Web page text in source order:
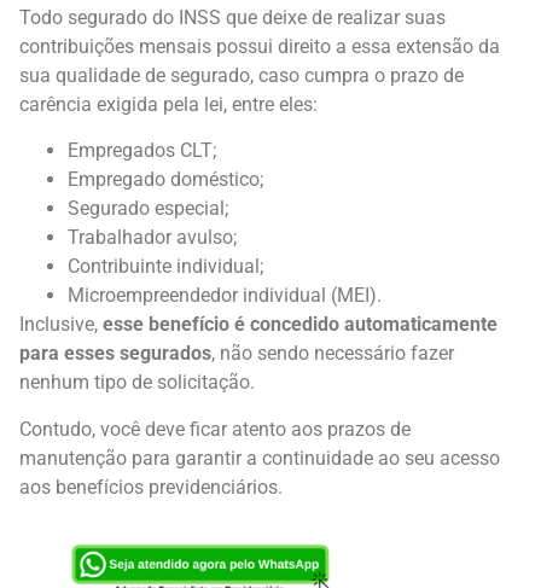
Todo segurado do INSS que deixe de realizar suas
contribuições mensais possui direito a essa extensão da
sua qualidade de segurado, caso cumpra o prazo de
carência exigida pela lei, entre eles:
Empregados CLT;
Empregado doméstico;
Segurado especial;
Trabalhador avulso;
Contribuinte individual;
Microempreendedor individual (MEI).
Inclusive, esse benefício é concedido automaticamente
para esses segurados, não sendo necessário fazer
nenhum tipo de solicitação.
Contudo, você deve ficar atento aos prazos de
manutenção para garantir a continuidade ao seu acesso
aos benefícios previdenciários.